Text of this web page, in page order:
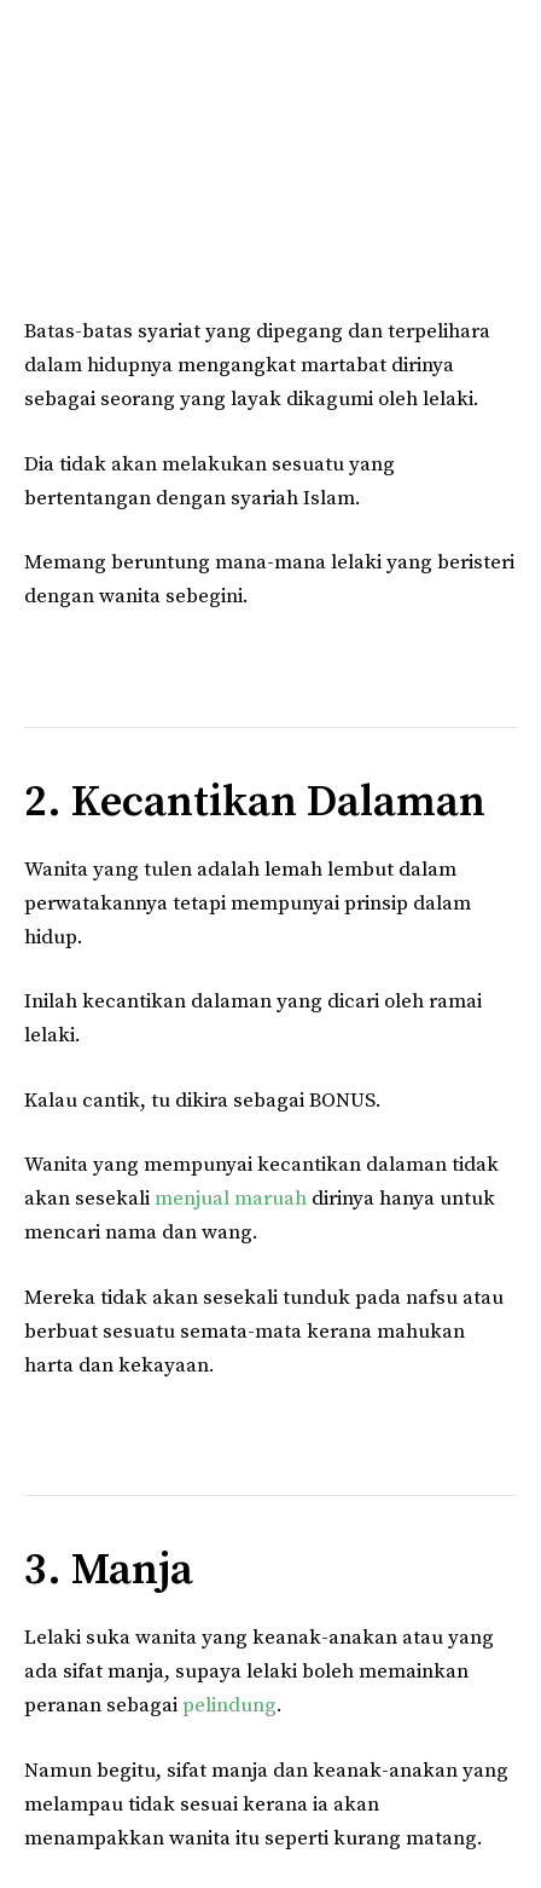
Batas-batas syariat yang dipegang dan terpelihara
dalam hidupnya mengangkat martabat dirinya
sebagai seorang yang layak dikagumi oleh lelaki.
Dia tidak akan melakukan sesuatu yang
bertentangan dengan syariah Islam.
Memang beruntung mana-mana lelaki yang beristeri
dengan wanita sebegini.
2. Kecantikan Dalaman
Wanita yang tulen adalah lemah lembut dalam
perwatakannya tetapi mempunyai prinsip dalam
hidup.
Inilah kecantikan dalaman yang dicari oleh ramai
lelaki.
Kalau cantik, tu dikira sebagai BONUS.
Wanita yang mempunyai kecantikan dalaman tidak
akan sesekalimenjual maruah dirinya hanya untuk
mencari nama dan wang.
Mereka tidak akan sesekali tunduk pada nafsu atau
berbuat sesuatu semata-mata kerana mahukan
harta dan kekayaan.
3. Manja
Lelaki suka wanita yang keanak-anakan atau yang
ada sifat manja, supaya lelaki boleh memainkan
peranan sebagaipelindung.
Namun begitu, sifat manja dan keanak-anakan yang
melampau tidak sesuai kerana ia akan
menampakkan wanita itu seperti kurang matang.